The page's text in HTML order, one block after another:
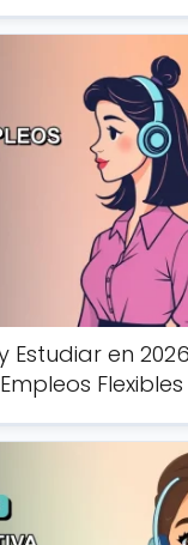
Estudiar en
Empleos Flexibles